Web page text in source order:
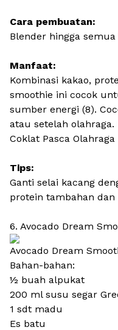
Cara pembuatan:
Blender hingga
Manfaat:
Kombinasi kakao,
smoothie ini cocok
sumber energi (8).
atau setelah
Coklat Pasca Olahraga
Tips:
Ganti selai kacang
protein tambahan dan
6. Avocado Dream
Avocado Dream
Bahan-bahan:
½ buah alpukat
200 ml susu segar
1 sdt madu
Es batu